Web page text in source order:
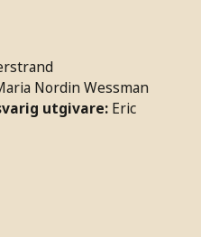
Nordin Wessman
utgivare: Eric